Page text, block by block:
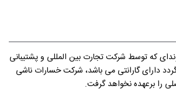
كه توسط شركت تجارت بین المللی و پشتیبانی
دارای گارانتی می باشد، شركت خسارات ناشی
را برعهده نخواهد گرفت.